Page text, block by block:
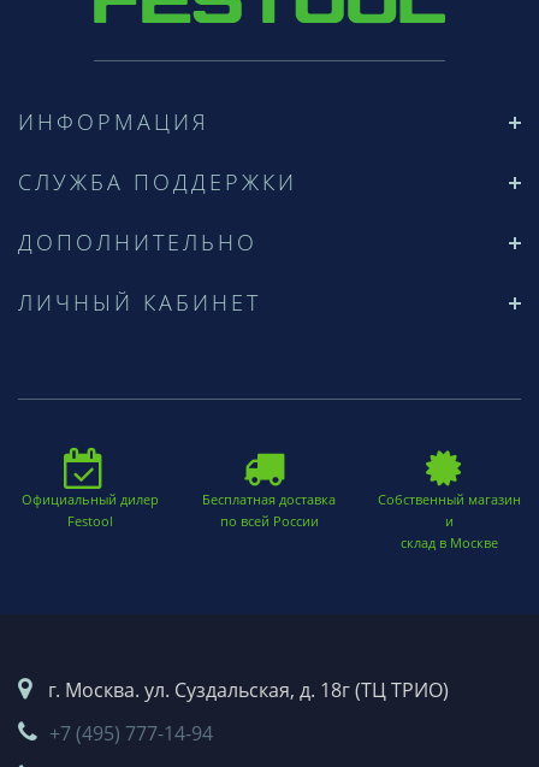
ИНФОРМАЦИЯ
СЛУЖБА ПОДДЕРЖКИ
ДОПОЛНИТЕЛЬНО
ЛИЧНЫЙ КАБИНЕТ
Официальный дилер
Festool
Бесплатная доставка
по всей России
Собственный магазин
и
склад в Москве
г. Москва. ул. Суздальская, д. 18г (ТЦ ТРИО)
+7 (495) 777-14-94